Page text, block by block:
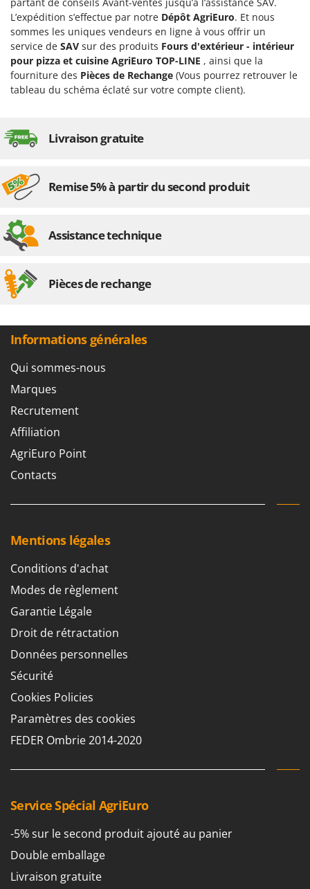
L’expédition s’effectue par notre Dépôt AgriEuro. Et nous
sommes les uniques vendeurs en ligne à vous offrir un
service de SAV sur des produits Fours d'extérieur - intérieur
pour pizza et cuisine AgriEuro TOP-LINE , ainsi que la
fourniture des Pièces de Rechange (Vous pourrez retrouver le
tableau du schéma éclaté sur votre compte client).
Livraison gratuite
Remise 5% à partir du second produit
Assistance technique
Pièces de rechange
Informations générales
Qui sommes-nous
Marques
Recrutement
Affiliation
AgriEuro Point
Contacts
Mentions légales
Conditions d'achat
Modes de règlement
Garantie Légale
Droit de rétractation
Données personnelles
Sécurité
Cookies Policies
Paramètres des cookies
FEDER Ombrie 2014-2020
Service Spécial AgriEuro
-5% sur le second produit ajouté au panier
Double emballage
Livraison gratuite